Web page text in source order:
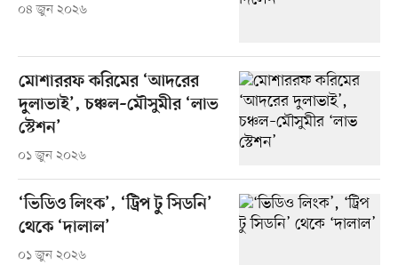
০৪ জুন ২০২৬
মোশাররফ করিমের ‘আদরের
দুলাভাই’, চঞ্চল–মৌসুমীর ‘লাভ
স্টেশন’
০১ জুন ২০২৬
‘ভিডিও লিংক’, ‘ট্রিপ টু সিডনি’
থেকে ‘দালাল’
০১ জুন ২০২৬